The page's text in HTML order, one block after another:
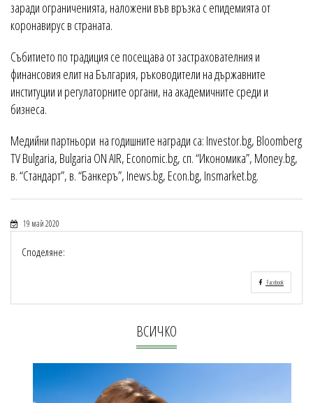
заради ограниченията, наложени във връзка с епидемията от
коронавирус в страната.
Събитието по традиция се посещава от застрахователния и
финансовия елит на България, ръководители на държавните
институции и регулаторните органи, на академичните среди и
бизнеса.
Медийни партньори на годишните награди са: Investor.bg, Bloomberg
TV Bulgariа, Bulgaria ON AIR, Еconomic.bg, сп. “Икономика”, Money.bg,
в. “Стандарт”, в. “Банкеръ”, Inews.bg, Econ.bg, Insmarket.bg.
19 май 2020
Споделяне:
Facebook
ВСИЧКО